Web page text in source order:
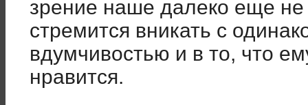
зрение наше далеко еще не
стремится вникать с
вдумчивостью и в то, что
нравится.